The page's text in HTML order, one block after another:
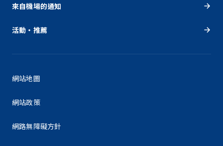
來自機場的通知
活動・推薦
網站地圖
網站政策
網路無障礙方針